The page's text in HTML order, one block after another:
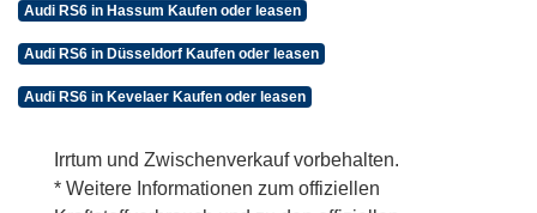
Audi RS6 in Hassum Kaufen oder leasen
Audi RS6 in Düsseldorf Kaufen oder leasen
Audi RS6 in Kevelaer Kaufen oder leasen
Irrtum und Zwischenverkauf vorbehalten.
* Weitere Informationen zum offiziellen